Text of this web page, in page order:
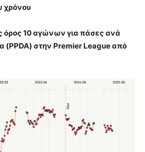
χρόνου
όρος 10 αγώνων για πάσες ανά
(PPDA) στην Premier League από